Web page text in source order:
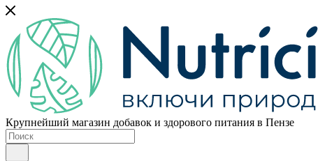
Крупнейший магазин добавок и здорового питания в Пензе